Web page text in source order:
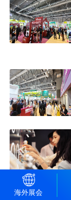
海外展会